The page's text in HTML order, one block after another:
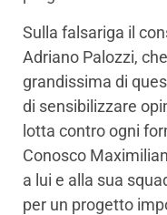
Sulla falsariga il
Adriano Palozzi,
grandissima di
di sensibilizzare
lotta contro ogni
Conosco
a lui e alla sua
per un progetto